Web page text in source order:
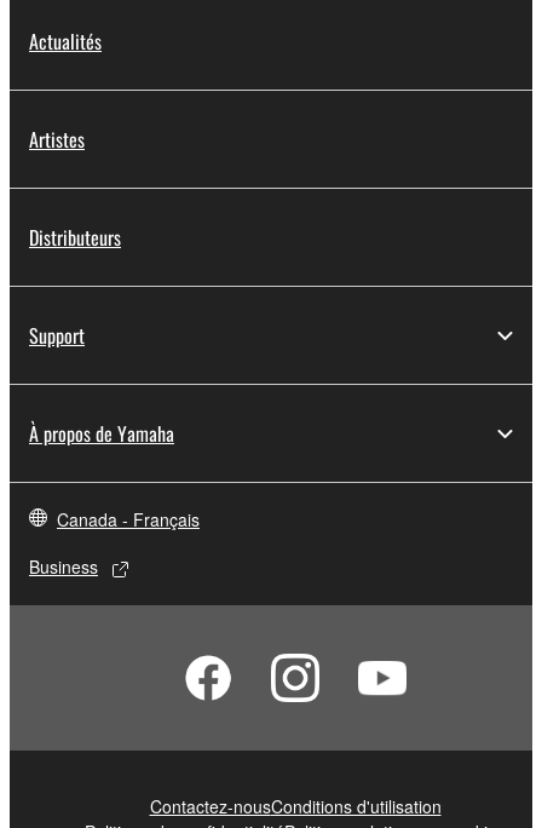
Actualités
Artistes
Distributeurs
Support
À propos de Yamaha
Canada - Français
Business
Contactez-nousConditions d'utilisation